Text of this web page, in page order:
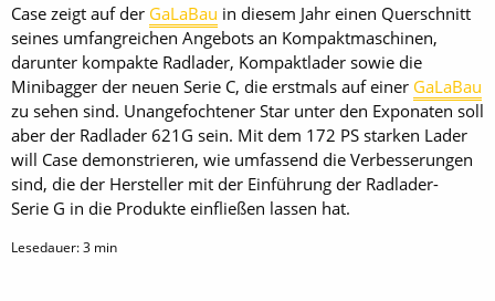
Case zeigt auf der GaLaBau in diesem Jahr einen Querschnitt
seines umfangreichen Angebots an Kompaktmaschinen,
darunter kompakte Radlader, Kompaktlader sowie die
Minibagger der neuen Serie C, die erstmals auf einer GaLaBau
zu sehen sind. Unangefochtener Star unter den Exponaten soll
aber der Radlader 621G sein. Mit dem 172 PS starken Lader
will Case demonstrieren, wie umfassend die Verbesserungen
sind, die der Hersteller mit der Einführung der Radlader-
Serie G in die Produkte einfließen lassen hat.
Lesedauer:3 min